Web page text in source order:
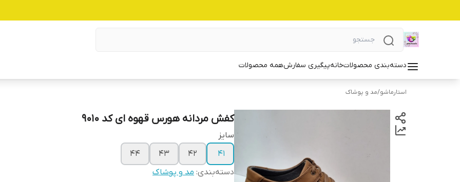
دسته‌بندی محصولاتخانهپیگیری سفارشهمه محصولات
استارماشو/مد و پوشاک
کفش مردانه هورس قهوه ای کد 9010
سایز
۴۱
۴۲ ۴۳
۴۴
دسته‌بندی: مد و پوشاک